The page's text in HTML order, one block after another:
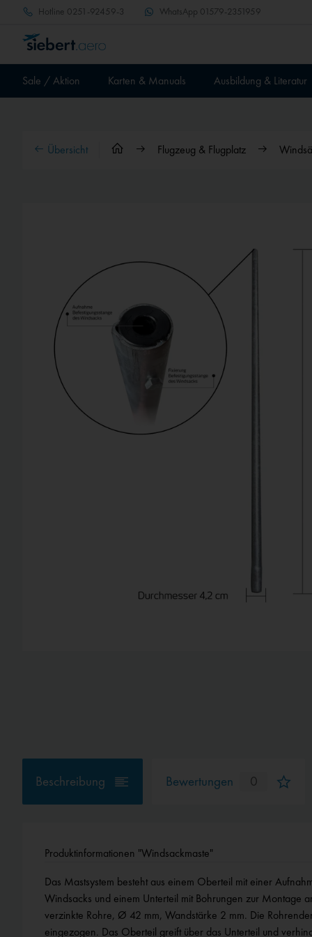
Hotline 0251-92459-3 WhatsApp 01579-2351959
Sale / Aktion Karten & Manuals Ausbildung & Literatur
Übersicht Flugzeug & Flugplatz
Beschreibung Bewertungen 0
Produktinformationen "Windsackmaste"
Das Mastsystem besteht aus einem Oberteil mit einer
Windsacks und einem Unterteil mit Bohrungen zur Montage
verzinkte Rohre, Ø 42 mm, Wandstärke 2 mm. Die
eingezogen. Das Oberteil greift über das Unterteil und
Vermeidung einer Überbeanspruchung sollten nicht